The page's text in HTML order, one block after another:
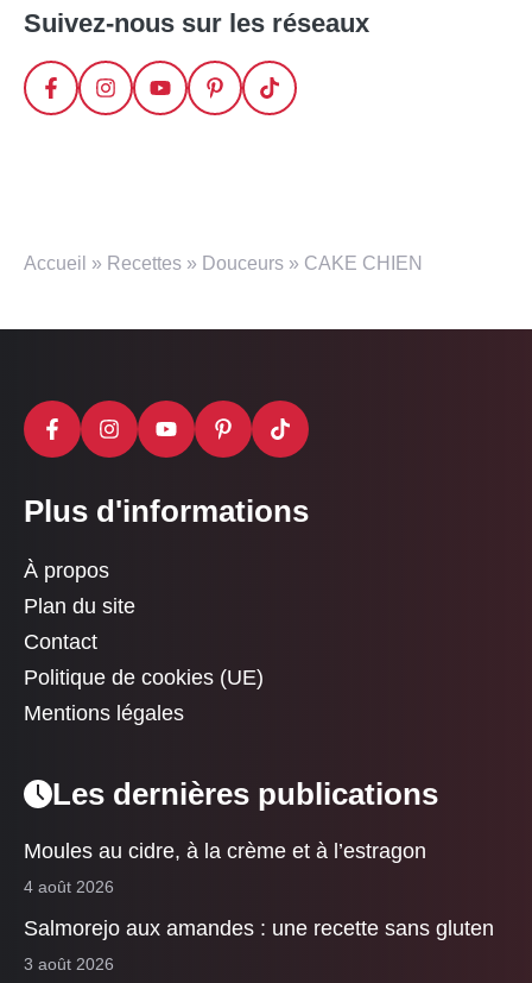
Suivez-nous sur les réseaux
Accueil » Recettes » Douceurs » CAKE CHIEN
Plus d'informations
À propos
Plan du site
Contact
Politique de cookies (UE)
Mentions légales
Les dernières publications
Moules au cidre, à la crème et à l’estragon
4 août 2026
Salmorejo aux amandes : une recette sans gluten
3 août 2026